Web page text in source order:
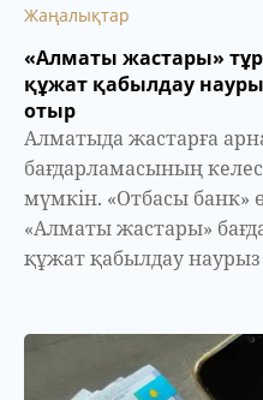
Жаңалықтар
«Алматы жастары»
құжат қабылдау
отыр
Алматыда жастарға
бағдарламасының
мүмкін. «Отбасы банк»
«Алматы жастары»
құжат қабылдау